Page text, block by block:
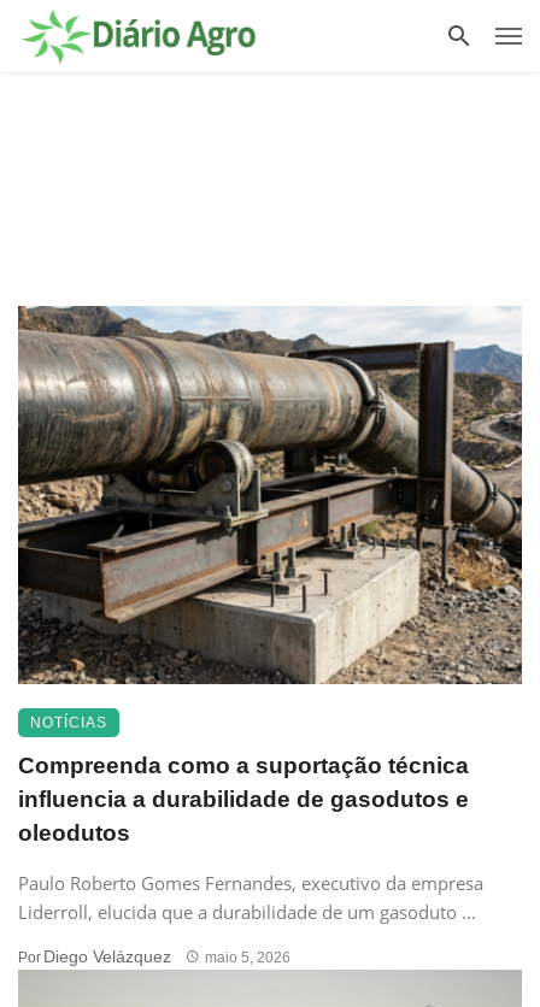
NOTÍCIAS
Compreenda como a suportação técnica
influencia a durabilidade de gasodutos e
oleodutos
Paulo Roberto Gomes Fernandes, executivo da empresa
Liderroll, elucida que a durabilidade de um gasoduto ...
Por Diego Velázquez maio 5, 2026